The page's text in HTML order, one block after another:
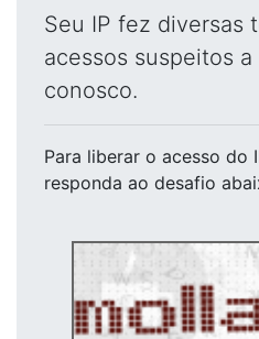
Seu IP fez diversas
acessos suspeitos
conosco.
Para liberar o acesso do
responda ao desafio